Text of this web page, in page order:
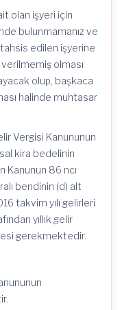
olan işyeri için
bulunmamanız ve
edilen işyerine
olması
olup, başkaca
halinde muhtasar
Vergisi Kanununun
kira bedelinin
Kanunun 86 ncı
bendinin (d) alt
takvim yılı gelirleri
yıllık gelir
gerekmektedir.